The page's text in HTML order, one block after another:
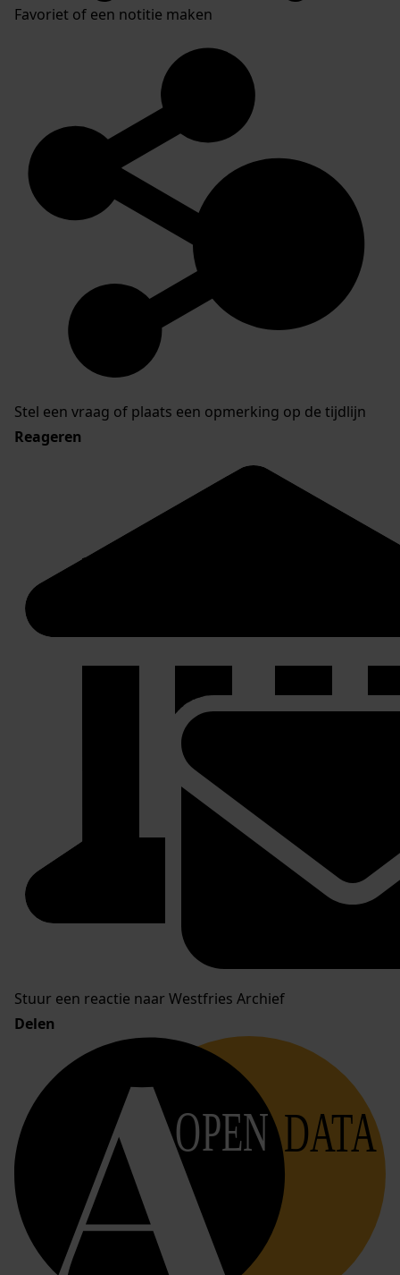
Favoriet of een notitie maken
Stel een vraag of plaats een opmerking op de tijdlijn
Reageren
Stuur een reactie naar Westfries Archief
Delen
OPEN DATA